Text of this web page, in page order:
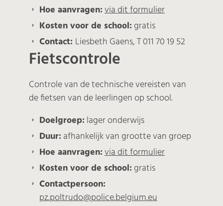
Hoe aanvragen: via dit formulier
Kosten voor de school: gratis
Contact: Liesbeth Gaens, T 011 70 19 52
Fietscontrole
Controle van de technische vereisten van
de fietsen van de leerlingen op school.
Doelgroep: lager onderwijs
Duur: afhankelijk van grootte van groep
Hoe aanvragen: via dit formulier
Kosten voor de school: gratis
Contactpersoon:
pz.poltrudo@police.belgium.eu